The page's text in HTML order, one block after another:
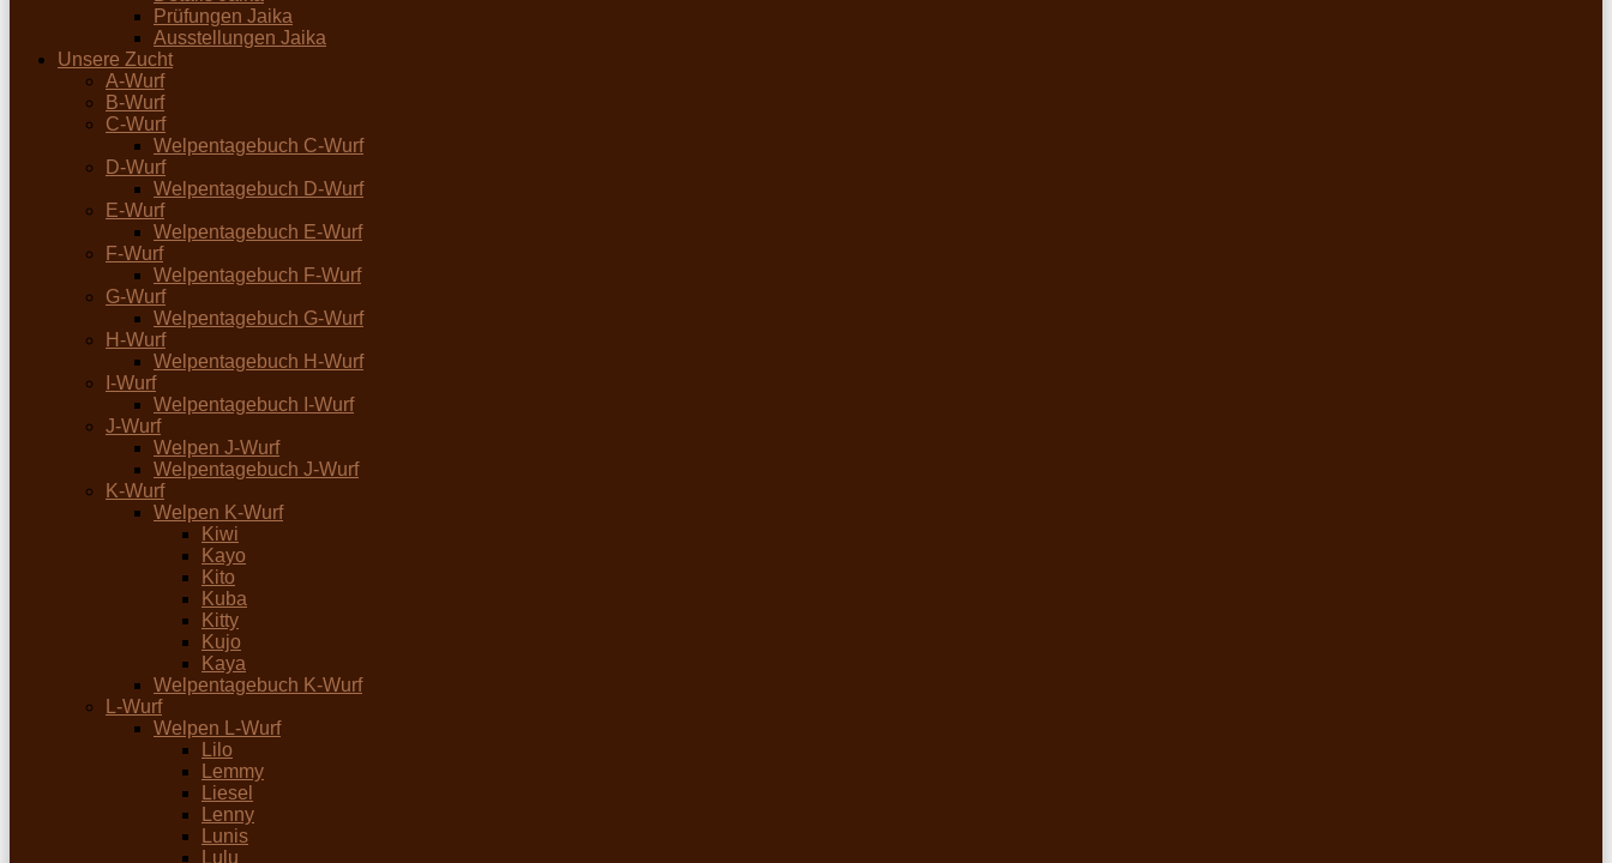
Prüfungen Jaika
Ausstellungen Jaika
Unsere Zucht
A-Wurf
B-Wurf
C-Wurf
Welpentagebuch C-Wurf
D-Wurf
Welpentagebuch D-Wurf
E-Wurf
Welpentagebuch E-Wurf
F-Wurf
Welpentagebuch F-Wurf
G-Wurf
Welpentagebuch G-Wurf
H-Wurf
Welpentagebuch H-Wurf
I-Wurf
Welpentagebuch I-Wurf
J-Wurf
Welpen J-Wurf
Welpentagebuch J-Wurf
K-Wurf
Welpen K-Wurf
Kiwi
Kayo
Kito
Kuba
Kitty
Kujo
Kaya
Welpentagebuch K-Wurf
L-Wurf
Welpen L-Wurf
Lilo
Lemmy
Liesel
Lenny
Lunis
Lulu